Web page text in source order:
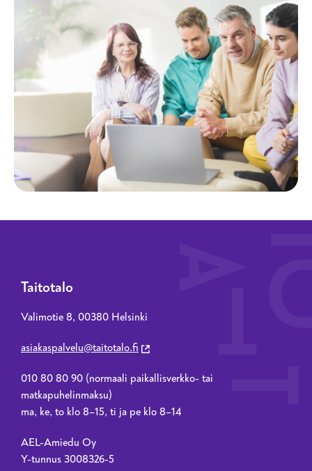
Taitotalo
Valimotie 8, 00380 Helsinki
asiakaspalvelu@taitotalo.fi
010 80 80 90 (normaali paikallisverkko- tai
matkapuhelinmaksu)
ma, ke, to klo 8–15, ti ja pe klo 8–14
AEL-Amiedu Oy
Y-tunnus 3008326-5